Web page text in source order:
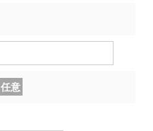
任意